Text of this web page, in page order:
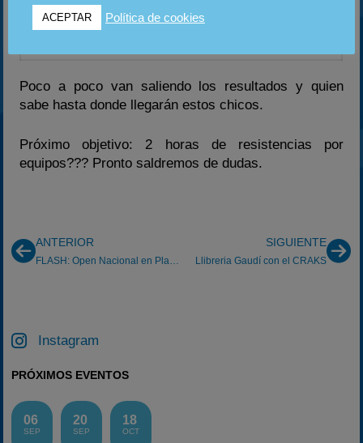
Poco a poco van saliendo los resultados y quien
sabe hasta donde llegarán estos chicos.
Próximo objetivo: 2 horas de resistencias por
equipos??? Pronto saldremos de dudas.
ANTERIOR
FLASH: Open Nacional en Pla de St. Tirs
SIGUIENTE
Llibreria Gaudí con el CRAKS
Instagram
PRÓXIMOS EVENTOS
06
SEP
20
SEP
18
OCT
ACEPTAR Política de cookies